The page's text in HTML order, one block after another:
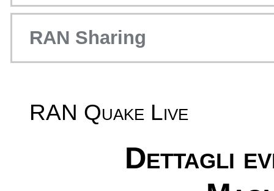
RAN Sharing
RAN Quake Live
Dettagli